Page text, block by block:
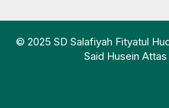
© 2025 SD Salafiyah Fityatul
Said Husein